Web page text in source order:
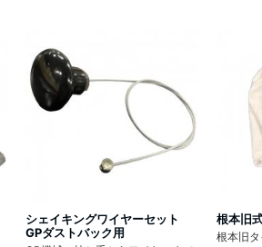
シェイキングワイヤーセット
GPダストバック用
根本旧
根本旧